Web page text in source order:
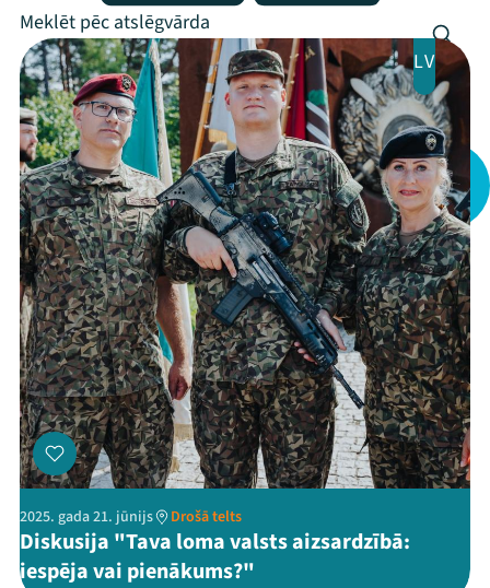
Mana programma
Festivāls
Programma
Arhīvs
Viņi bija LAMPĀ 2026
Jaunumi
Ziedo
Veikals
Kontakti
LV
2025. gada 21. jūnijs Drošā telts
Diskusija "Tava loma valsts aizsardzībā:
iespēja vai pienākums?"